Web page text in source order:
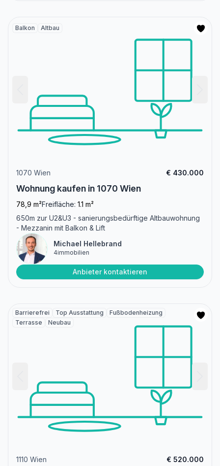
Balkon Altbau
1070 Wien € 430.000
Wohnung kaufen in 1070 Wien
78,9 m²Freifläche: 1.1 m²
650m zur U2&U3 - sanierungsbedürftige Altbauwohnung
- Mezzanin mit Balkon & Lift
Michael Hellebrand
4immobilien
Anbieter kontaktieren
Barrierefrei Top Ausstattung
Fußbodenheizung
Terrasse
Neubau
1110 Wien € 520.000